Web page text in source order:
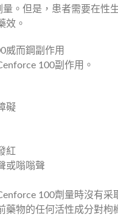
。但是，患者需要在性
效。
威而鋼副作用
100副作用。
礙
紅
或嗡嗡聲
100劑量時沒有采
藥物的任何活性成分對枸